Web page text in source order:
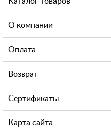
О компании
Оплата
Возврат
Сертификаты
Карта сайта